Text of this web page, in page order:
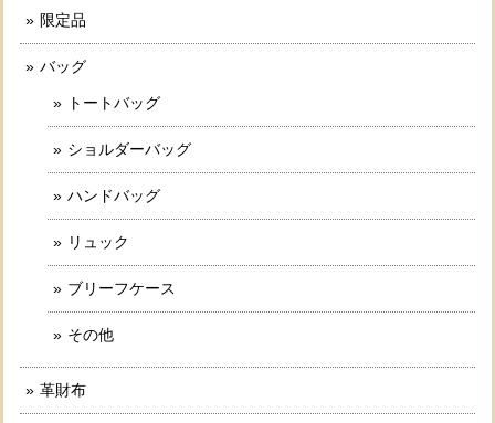
限定品
バッグ
トートバッグ
ショルダーバッグ
ハンドバッグ
リュック
ブリーフケース
その他
革財布